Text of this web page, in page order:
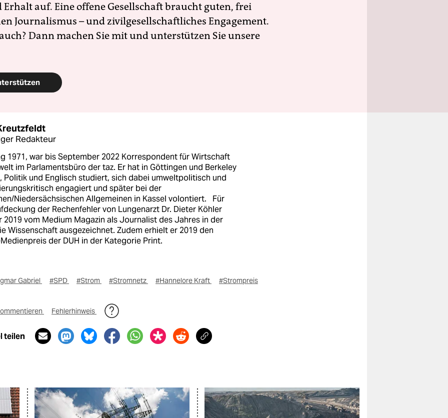
Erhalt auf. Eine offene Gesellschaft braucht guten, frei
Journalismus – und zivilgesellschaftliches Engagement.
Dann machen Sie mit und unterstützen Sie unsere
Redakteur
1971, war bis September 2022 Korrespondent für Wirtschaft
im Parlamentsbüro der taz. Er hat in Göttingen und Berkeley
Politik und Englisch studiert, sich dabei umweltpolitisch und
engagiert und später bei der
Niedersächsischen Allgemeinen in Kassel volontiert. Für
der Rechenfehler von Lungenarzt Dr. Dieter Köhler
2019 vom Medium Magazin als Journalist des Jahres in der
Wissenschaft ausgezeichnet. Zudem erhielt er 2019 den
der DUH in der Kategorie Print.
Gabriel #SPD #Strom #Stromnetz #Hannelore Kraft #Strompreis
Fehlerhinweis
teilen